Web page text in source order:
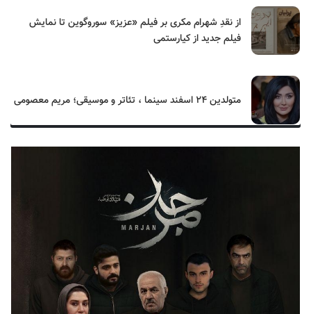
از نقدِ شهرام مکری بر فیلم «عزیز» سوروگوین تا نمایش
فیلم جدید از کیارستمی
متولدین ۲۴ اسفند سینما ، تئاتر و موسیقی؛ مریم معصومی